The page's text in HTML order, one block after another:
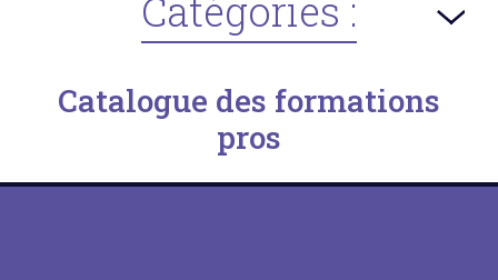
Catalogue des formations
pros